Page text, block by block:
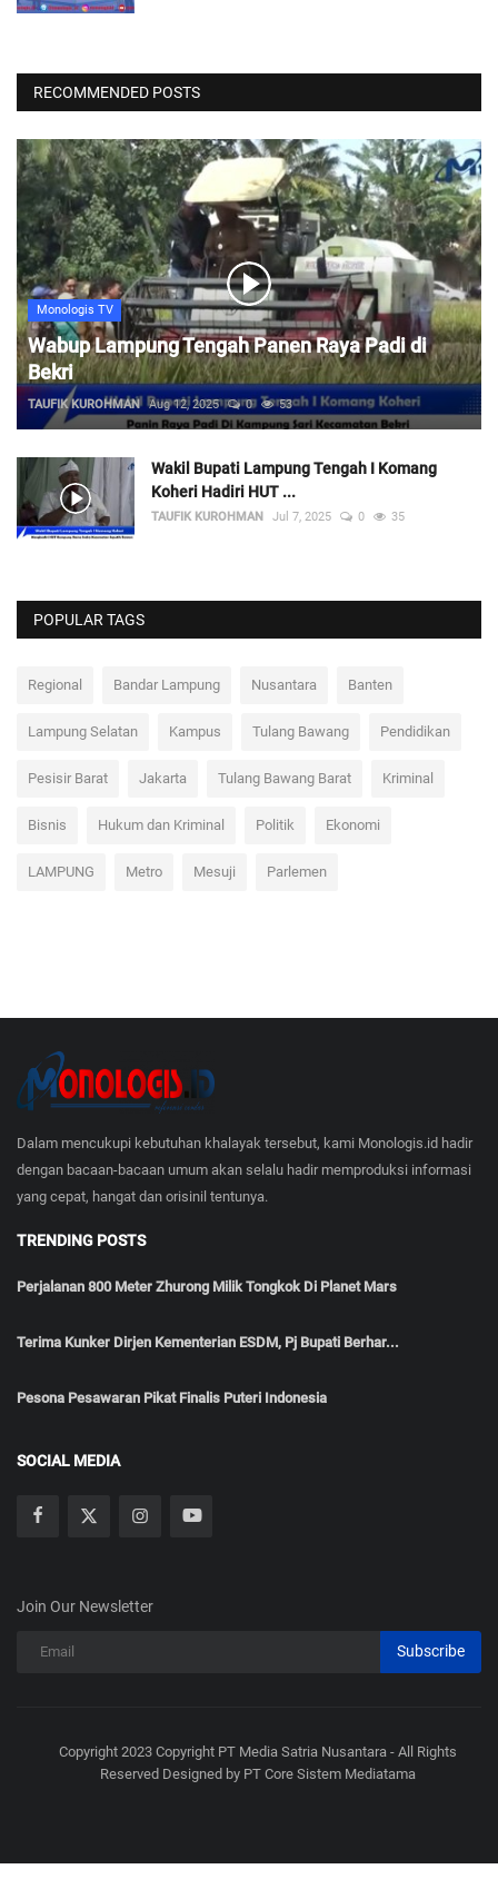
RECOMMENDED POSTS
Monologis TV
Wabup Lampung Tengah Panen Raya Padi di
Bekri
TAUFIK KUROHMAN Aug 12, 2025 0 53
Wakil Bupati Lampung Tengah I Komang
Koheri Hadiri HUT ...
TAUFIK KUROHMAN Jul 7, 2025 0 35
POPULAR TAGS
Regional Bandar Lampung Nusantara Banten
Lampung Selatan Kampus Tulang Bawang Pendidikan
Pesisir Barat Jakarta Tulang Bawang Barat Kriminal
Bisnis Hukum dan Kriminal Politik Ekonomi
LAMPUNG Metro Mesuji Parlemen
Dalam mencukupi kebutuhan khalayak tersebut, kami Monologis.id hadir
dengan bacaan-bacaan umum akan selalu hadir memproduksi informasi
yang cepat, hangat dan orisinil tentunya.
TRENDING POSTS
Perjalanan 800 Meter Zhurong Milik Tongkok Di Planet Mars
Terima Kunker Dirjen Kementerian ESDM, Pj Bupati Berhar...
Pesona Pesawaran Pikat Finalis Puteri Indonesia
SOCIAL MEDIA
Join Our Newsletter
Subscribe
Copyright 2023 Copyright PT Media Satria Nusantara - All Rights
Reserved Designed by PT Core Sistem Mediatama